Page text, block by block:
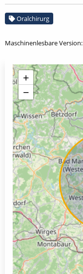
Oralchirurg
Maschinenlesbare Version:
+
−